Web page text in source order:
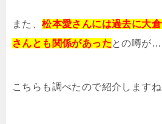
また、松本愛さんには過去に大
さんとも関係があったとの噂が…
こちらも調べたので紹介しますね